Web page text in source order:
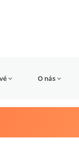
O nás